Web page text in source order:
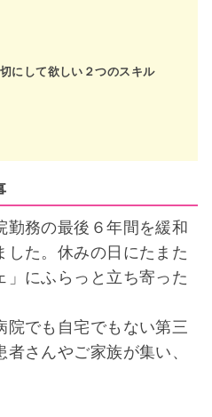
にして欲しい２つのスキル
勤務の最後６年間を緩和
した。休みの日にたまた
」にふらっと立ち寄った
院でも自宅でもない第三
さんやご家族が集い、